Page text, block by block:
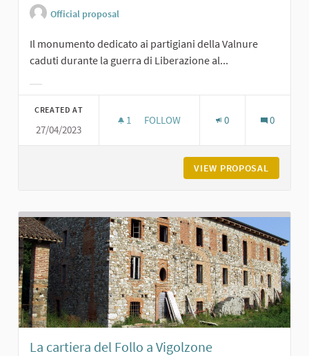
Official proposal
Il monumento dedicato ai partigiani della Valnure
caduti durante la guerra di Liberazione al...
CREATED AT
27/04/2023
1 1 FOLLOWER
FOLLOW 0 0
VIEW PROPOSAL
La cartiera del Follo a Vigolzone